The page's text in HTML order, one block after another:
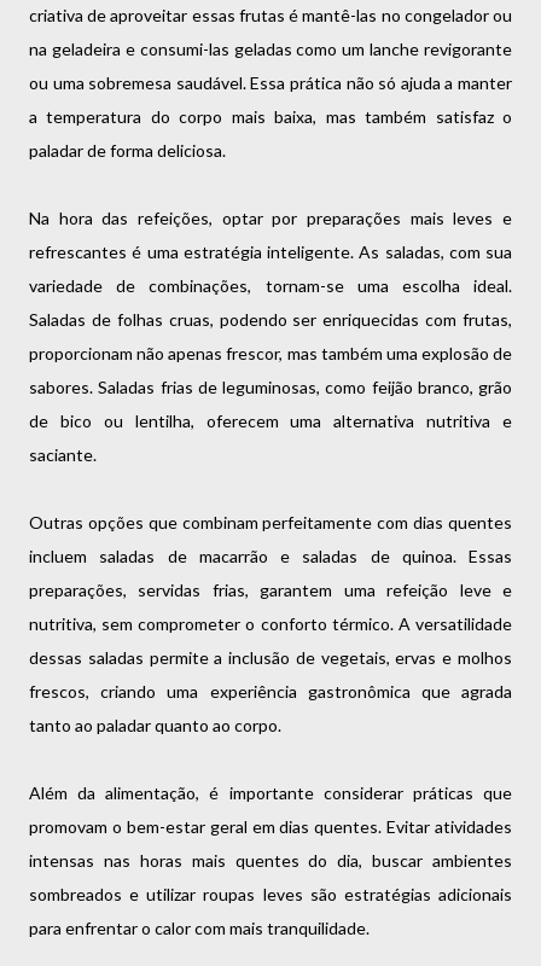
criativa de aproveitar essas frutas é mantê-las no congelador ou
na geladeira e consumi-las geladas como um lanche revigorante
ou uma sobremesa saudável. Essa prática não só ajuda a manter
a temperatura do corpo mais baixa, mas também satisfaz o
paladar de forma deliciosa.
Na hora das refeições, optar por preparações mais leves e
refrescantes é uma estratégia inteligente. As saladas, com sua
variedade de combinações, tornam-se uma escolha ideal.
Saladas de folhas cruas, podendo ser enriquecidas com frutas,
proporcionam não apenas frescor, mas também uma explosão de
sabores. Saladas frias de leguminosas, como feijão branco, grão
de bico ou lentilha, oferecem uma alternativa nutritiva e
saciante.
Outras opções que combinam perfeitamente com dias quentes
incluem saladas de macarrão e saladas de quinoa. Essas
preparações, servidas frias, garantem uma refeição leve e
nutritiva, sem comprometer o conforto térmico. A versatilidade
dessas saladas permite a inclusão de vegetais, ervas e molhos
frescos, criando uma experiência gastronômica que agrada
tanto ao paladar quanto ao corpo.
Além da alimentação, é importante considerar práticas que
promovam o bem-estar geral em dias quentes. Evitar atividades
intensas nas horas mais quentes do dia, buscar ambientes
sombreados e utilizar roupas leves são estratégias adicionais
para enfrentar o calor com mais tranquilidade.